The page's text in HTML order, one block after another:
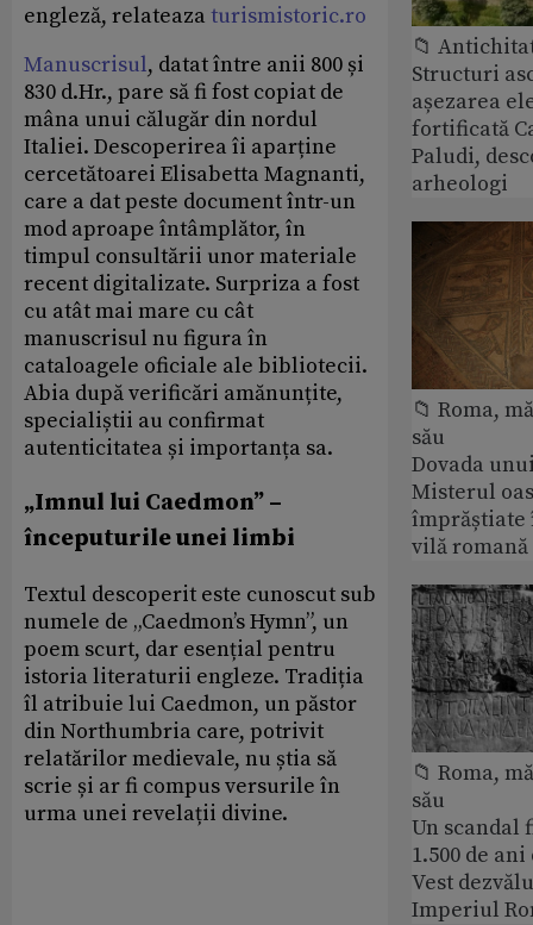
engleză, relateaza turismistoric.ro
Manuscrisul, datat între anii 800 și
830 d.Hr., pare să fi fost copiat de
mâna unui călugăr din nordul
Italiei. Descoperirea îi aparține
cercetătoarei Elisabetta Magnanti,
care a dat peste document într-un
mod aproape întâmplător, în
timpul consultării unor materiale
recent digitalizate. Surpriza a fost
cu atât mai mare cu cât
manuscrisul nu figura în
cataloagele oficiale ale bibliotecii.
Abia după verificări amănunțite,
specialiștii au confirmat
autenticitatea și importanța sa.
„Imnul lui Caedmon” –
începuturile unei limbi
Textul descoperit este cunoscut sub
numele de „Caedmon’s Hymn”, un
poem scurt, dar esențial pentru
istoria literaturii engleze. Tradiția
îl atribuie lui Caedmon, un păstor
din Northumbria care, potrivit
relatărilor medievale, nu știa să
scrie și ar fi compus versurile în
urma unei revelații divine.
📁
Structuri
așezarea
fortificată
Paludi,
arheologi
📁 Roma,
său
Dovada
Misterul
împrăștiate
vilă romană
📁 Roma,
său
Un scandal
1.500 de
Vest
Imperiul